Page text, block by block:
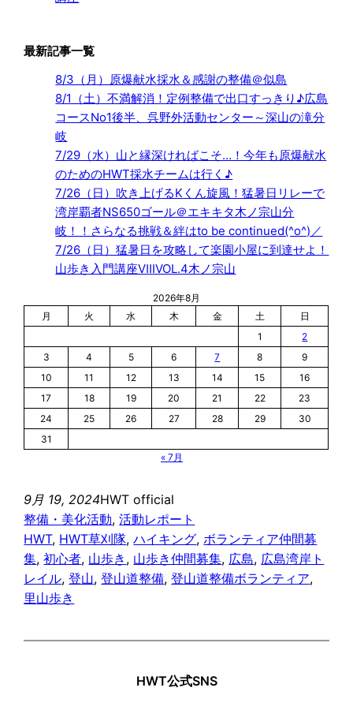
最新記事一覧
8/3（月）原爆献水採水＆感謝の整備＠似島
8/1（土）不満解消！定例整備で出口すっきり♪広島
コースNo1後半、呉野外活動センター～深山の滝分
岐
7/29（水）山と縁深ければこそ…！今年も原爆献水
のためのHWT採水チームは行く♪
7/26（日）吹き上げるKくん旋風！猛暑日リレーで
湾岸覇者NS650ゴール＠エキキタ木ノ宗山分
岐！！さらなる挑戦＆絆はto be continued(^o^)／
7/26（日）猛暑日を攻略して楽園小屋に到達せよ！
山歩き入門講座ⅧVOL.4木ノ宗山
2026年8月
月
火 水 木 金 土
日
1
2
3
4 5 6 7 8
9
10
11 12 13 14 15
16
17
18 19 20 21 22
23
24
25 26 27 28 29
30
31
« 7月
9月 19, 2024HWT official
整備・美化活動, 活動レポート
HWT, HWT草刈隊, ハイキング, ボランティア仲間募
集, 初心者, 山歩き , 山歩き仲間募集, 広島, 広島湾岸ト
レイル, 登山, 登山道整備, 登山道整備ボランティア
里山歩き
HWT公式SNS